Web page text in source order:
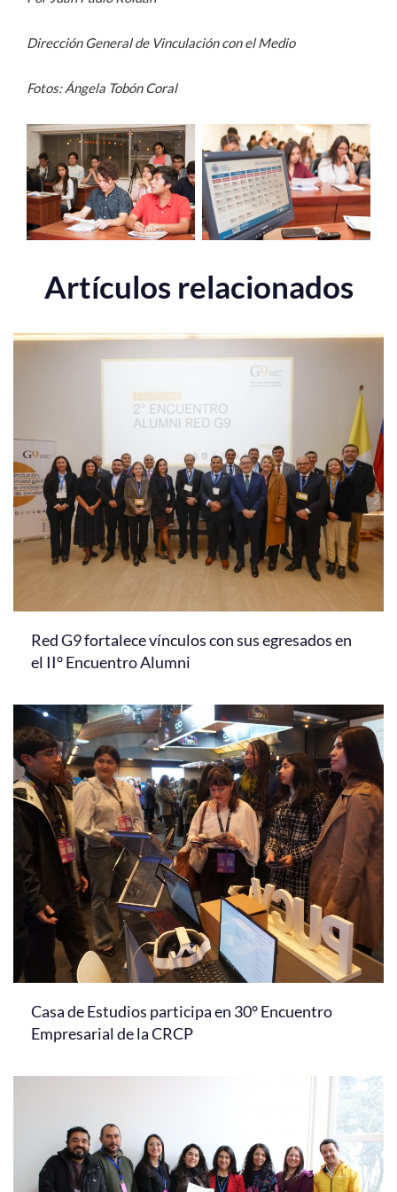
Dirección General de Vinculación con el Medio
Fotos: Ángela Tobón Coral
Artículos relacionados
Red G9 fortalece vínculos con sus egresados en
el II° Encuentro Alumni
Casa de Estudios participa en 30° Encuentro
Empresarial de la CRCP